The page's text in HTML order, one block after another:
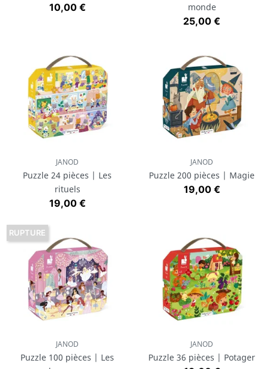
Prix
10,00 €
monde
Prix
25,00 €
JANOD
Puzzle 24 pièces | Les
rituels
Prix
19,00 €
JANOD
Puzzle 200 pièces | Magie
Prix
19,00 €
JANOD
Puzzle 100 pièces | Les
RUPTURE
JANOD
Puzzle 36 pièces | Potager